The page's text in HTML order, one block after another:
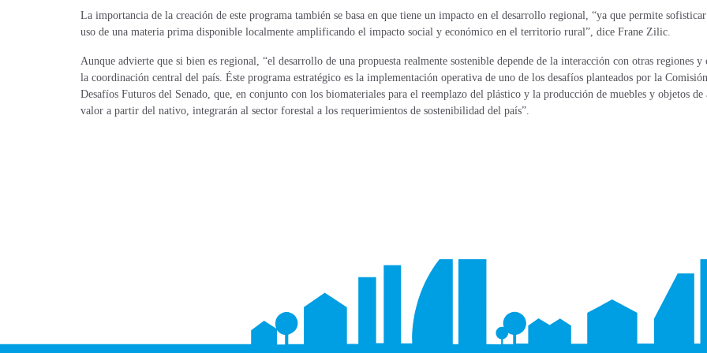
La importancia de la creación de este programa también se basa en que tiene un impacto en el desarrollo regional, “ya que permite
uso de una materia prima disponible localmente amplificando el impacto social y económico en el territorio rural”, dice Frane Zilic.
Aunque advierte que si bien es regional, “el desarrollo de una propuesta realmente sostenible depende de la interacción con otras regiones y
la coordinación central del país. Éste programa estratégico es la implementación operativa de uno de los desafíos planteados por la
Desafíos Futuros del Senado, que, en conjunto con los biomateriales para el reemplazo del plástico y la producción de muebles y objetos de
valor a partir del nativo, integrarán al sector forestal a los requerimientos de sostenibilidad del país”.